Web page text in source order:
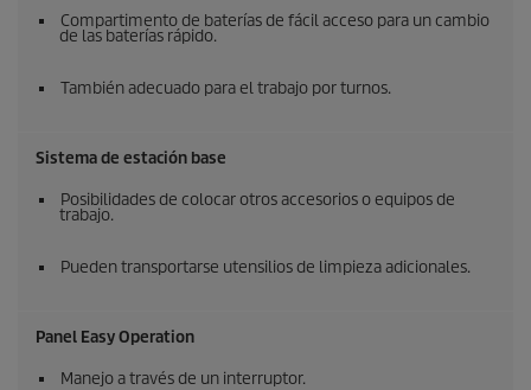
Compartimento de baterías de fácil acceso para un cambio
de las baterías rápido.
También adecuado para el trabajo por turnos.
Sistema de estación base
Posibilidades de colocar otros accesorios o equipos de
trabajo.
Pueden transportarse utensilios de limpieza adicionales.
Panel Easy Operation
Manejo a través de un interruptor.